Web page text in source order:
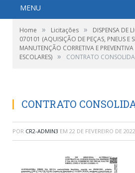
MENU
Home » Licitações »
DISPENSA DE
070101 (AQUISIÇÃO DE PEÇAS, PNEUS E
MANUTENÇÃO CORRETIVA E
ESCOLARES) » CONTRATO
CONTRATO
POR CR2-ADMIN3 EM 22 DE FEVEREIRO DE 2022